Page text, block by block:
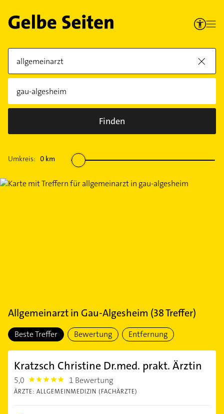
Finden
Umkreis: 0 km
Allgemeinarztin Gau-Algesheim (38Treffer)
Beste Treffer Bewertung Entfernung
Kratzsch Christine Dr.med. prakt. Ärztin
5,0 5.0 1 Bewertung
ÄRZTE: ALLGEMEINMEDIZIN (FACHÄRZTE)